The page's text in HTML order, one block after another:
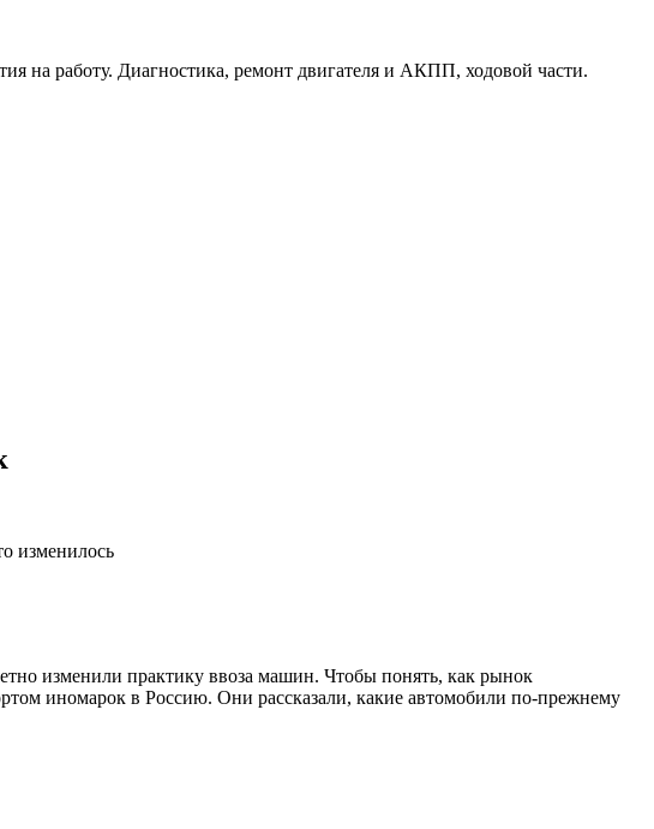
на работу. Диагностика, ремонт двигателя и АКПП, ходовой части.
изменилось
изменили практику ввоза машин. Чтобы понять, как рынок
иномарок в Россию. Они рассказали, какие автомобили по-прежнему